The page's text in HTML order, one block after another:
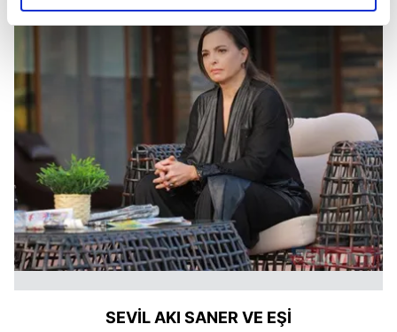
elimizden gelen çabayı gösterdiğimizi ve bu noktada,
reklamların maliyetlerimizi karşılamak noktasında tek gelir
kalemimiz olduğunu sizlere hatırlatmak isteriz.
Her halükârda, kullanıcılar, bu çerezlere izin vermedikleri
takdirde, kullanıcılara hedefli reklamlar
gösterilmeyecektir."
Sizlere daha iyi bir hizmet sunabilmek için İnternet
Sitemizde kendimize ve üçüncü kişilere ait çerezler
kullanılmaktadır. Bu çerezler vasıtasıyla çeşitli kişisel
verileriniz işlenmekte olup gerekli olan çerezler bilgi
toplumu hizmetlerinin sunulması amacıyla
kılınması ve kişiselleştirilmesi ve sizlere yönelik
reklam/pazarlama faaliyetlerinin yapılması, amaçlarıyla
SEVİL AKI SANER VE EŞİ